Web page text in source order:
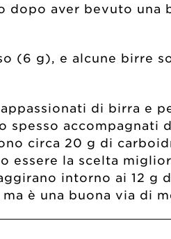
dopo aver bevuto una
(6 g), e alcune birre
di birra e
accompagnati
circa 20 g di
essere la scelta
intorno ai 12 g
è una buona via di